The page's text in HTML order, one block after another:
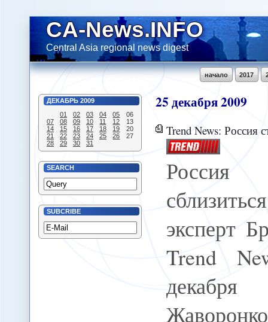
CA-News.INFO
Central Asia regional news digest
2017
начало
ДЕКАБРЬ 2009
01
02 03 04 05
06
07
08 09 10 11 12
13
14
15 16 17 18 19
20
21
22 23 24 25 26
27
28
29 30 31
SEARCH
SUBCRIBE
25декабря2009
Trend News: Россия стремится
эксперт
Trend